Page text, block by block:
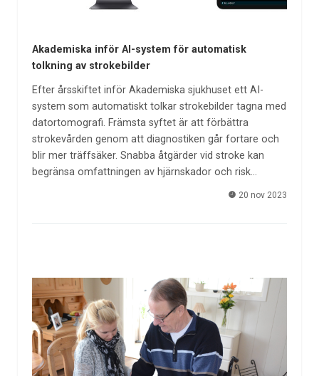
Akademiska inför AI-system för automatisk
tolkning av strokebilder
Efter årsskiftet inför Akademiska sjukhuset ett AI-
system som automatiskt tolkar strokebilder tagna med
datortomografi. Främsta syftet är att förbättra
strokevården genom att diagnostiken går fortare och
blir mer träffsäker. Snabba åtgärder vid stroke kan
begränsa omfattningen av hjärnskador och risk…
20 nov 2023